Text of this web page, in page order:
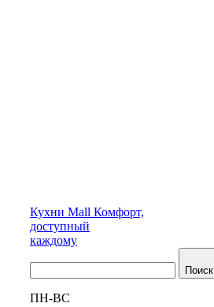
Кухни Mall Комфорт,
доступный
каждому
Поиск
ПН-ВС